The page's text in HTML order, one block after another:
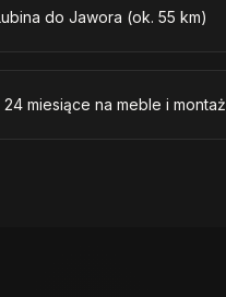
do Jawora (ok. 55 km)
24 miesiące na meble i montaż